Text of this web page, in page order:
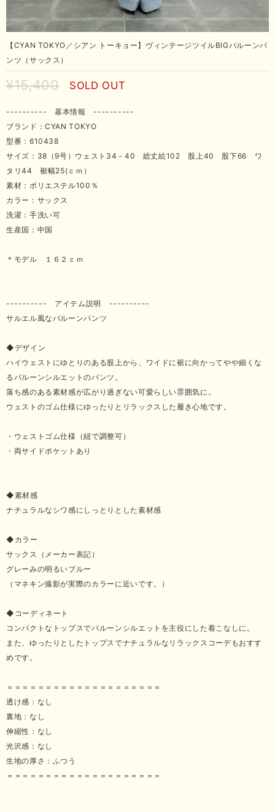
【CYAN TOKYO／シアン トーキョー】ヴィンテージツイルBIGバルーンパ
ンツ（サックス）
¥15,400 SOLD OUT
---------- 基本情報 ----------
ブランド：CYAN TOKYO
型番：610438
サイズ：38（9号）ウェスト34－40 総丈絵102 股上40 股下66 ワ
タリ44 裾幅25(ｃｍ）
素材：ポリエステル100％
カラー：サックス
洗濯：手洗い可
生産国：中国
＊モデル １６２ｃｍ
---------- アイテム説明 ----------
サルエル風なバルーンパンツ
◆デザイン
ハイウェストにゆとりのある股上から、ワイドに裾に向かってやや細くな
るバルーンシルエットのパンツ。
落ち感のある素材感が広がり過ぎない可愛らしい雰囲気に。
ウェストのゴム仕様にゆったりとリラックスした履き心地です。
・ウェストゴム仕様（紐で調整可）
・両サイドポケットあり
◆素材感
ナチュラルなシワ感にしっとりとした素材感
◆カラー
サックス（メーカー表記）
グレーみの明るいブルー
（マネキン撮影が実際のカラーに近いです。）
◆コーディネート
コンパクトなトップスでバルーンシルエットを主役にした着こなしに。
また、ゆったりとしたトップスでナチュラルなリラックスコーデもおすす
めです。
＝＝＝＝＝＝＝＝＝＝＝＝＝＝＝＝＝＝＝＝
透け感：なし
裏地：なし
伸縮性：なし
光沢感：なし
生地の厚さ：ふつう
＝＝＝＝＝＝＝＝＝＝＝＝＝＝＝＝＝＝＝＝